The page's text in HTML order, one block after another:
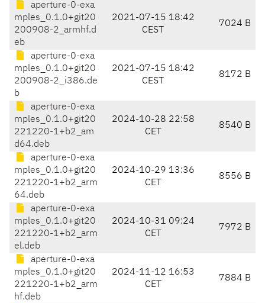
aperture-0-exa
mples_0.1.0+git20
200908-2_armhf.d
eb
2021-07-15 18:42
CEST
7024 B
aperture-0-exa
mples_0.1.0+git20
200908-2_i386.de
b
2021-07-15 18:42
CEST
8172 B
aperture-0-exa
mples_0.1.0+git20
221220-1+b2_am
d64.deb
2024-10-28 22:58
CET
8540 B
aperture-0-exa
mples_0.1.0+git20
221220-1+b2_arm
64.deb
2024-10-29 13:36
CET
8556 B
aperture-0-exa
mples_0.1.0+git20
221220-1+b2_arm
el.deb
2024-10-31 09:24
CET
7972 B
aperture-0-exa
mples_0.1.0+git20
221220-1+b2_arm
hf.deb
2024-11-12 16:53
CET
7884 B